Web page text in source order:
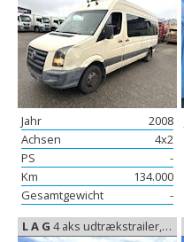
Jahr
2008
Achsen
4x2
PS
-
Km
134.000
Gesamtgewicht
-
L A G 4 aks udtrækstrailer, Ausziehbare Anhänger